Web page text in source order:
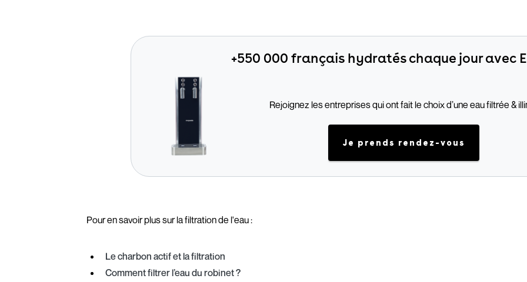
+550 000 français hydratés chaque jour avec
Rejoignez les entreprises qui ont fait le choix d’une eau filtrée &
Je prends rendez-vous
Pour en savoir plus sur la filtration de l'eau :
Le charbon actif et la filtration
Comment filtrer l’eau du robinet ?